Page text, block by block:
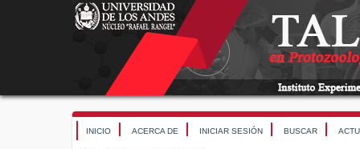
INICIO ACERCA DE INICIAR SESIÓN BUSCAR